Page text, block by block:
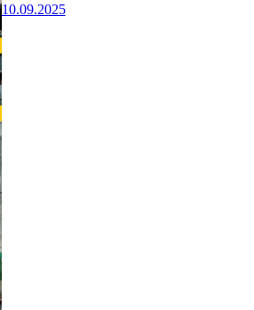
10.09.2025